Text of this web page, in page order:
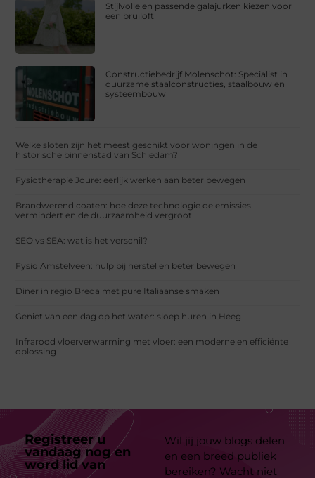
Stijlvolle en passende galajurken kiezen voor
een bruiloft
Constructiebedrijf Molenschot: Specialist in
duurzame staalconstructies, staalbouw en
systeembouw
Welke sloten zijn het meest geschikt voor woningen in de
historische binnenstad van Schiedam?
Fysiotherapie Joure: eerlijk werken aan beter bewegen
Brandwerend coaten: hoe deze technologie de emissies
vermindert en de duurzaamheid vergroot
SEO vs SEA: wat is het verschil?
Fysio Amstelveen: hulp bij herstel en beter bewegen
Diner in regio Breda met pure Italiaanse smaken
Geniet van een dag op het water: sloep huren in Heeg
Infrarood vloerverwarming met vloer: een moderne en efficiënte
oplossing
Registreer u
vandaag nog en
word lid van
Wil jij jouw blogs delen
en een breed publiek
bereiken? Wacht niet